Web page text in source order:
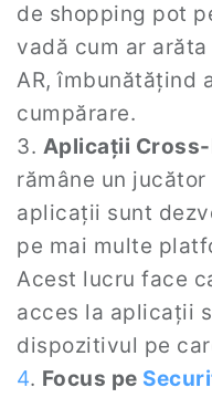
de shopping pot
vadă cum ar arăta
AR, îmbunătățind
cumpărare.
3. Aplicații
rămâne un
aplicații sunt
pe mai multe
Acest lucru face
acces la aplicații
dispozitivul pe
4. Focus pe